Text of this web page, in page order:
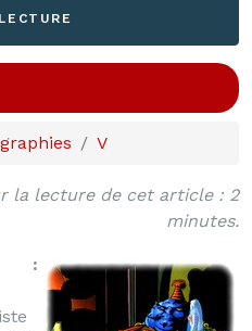
V
la lecture de cet article : 2
minutes.
: